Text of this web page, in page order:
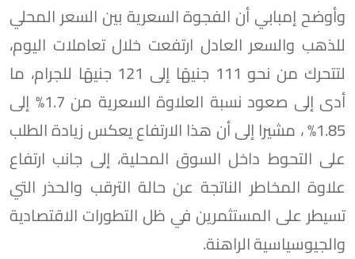
وأوضح إمبابي أن الفجوة السعرية بين السعر المحلي
للذهب والسعر العادل ارتفعت خلال تعاملات اليوم،
لتتحرك من نحو 111 جنيهًا إلى 121 جنيهًا للجرام، ما
أدى إلى صعود نسبة العلاوة السعرية من 1.7% إلى
1.85% ، مشيرا إلى أن هذا الارتفاع يعكس زيادة الطلب
على التحوط داخل السوق المحلية، إلى جانب ارتفاع
علاوة المخاطر الناتجة عن حالة الترقب والحذر التي
تسيطر على المستثمرين في ظل التطورات الاقتصادية
والجيوسياسية الراهنة.